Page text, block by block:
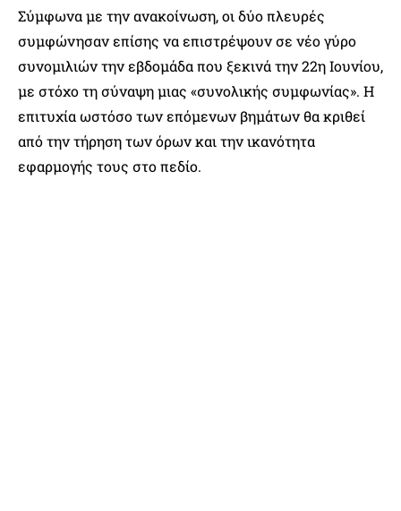
Σύμφωνα με την ανακοίνωση, οι δύο πλευρές
συμφώνησαν επίσης να επιστρέψουν σε νέο γύρο
συνομιλιών την εβδομάδα που ξεκινά την 22η Ιουνίου,
με στόχο τη σύναψη μιας «συνολικής συμφωνίας». Η
επιτυχία ωστόσο των επόμενων βημάτων θα κριθεί
από την τήρηση των όρων και την ικανότητα
εφαρμογής τους στο πεδίο.